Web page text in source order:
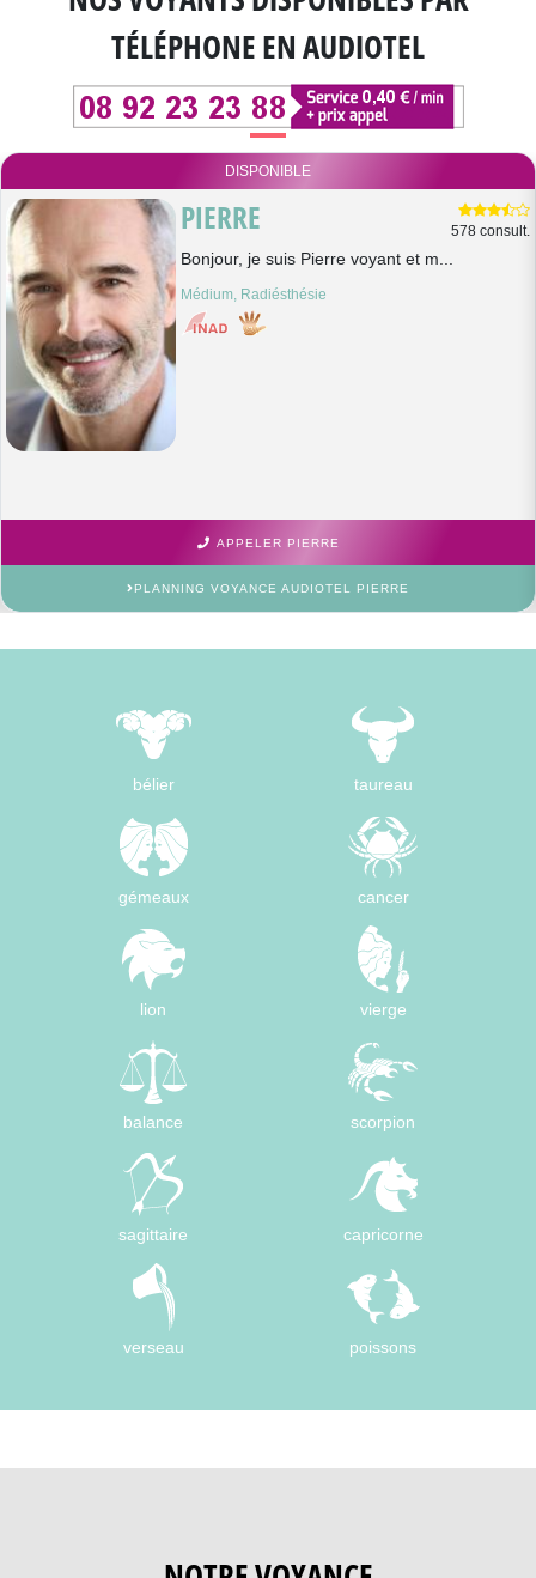
TÉLÉPHONE EN AUDIOTEL
DISPONIBLE
PIERRE 578 consult.
Bonjour, je suis Pierre voyant et m...
Médium, Radiésthésie
APPELER PIERRE
PLANNING VOYANCE AUDIOTEL PIERRE
bélier taureau
gémeaux cancer
lion vierge
balance scorpion
sagittaire capricorne
verseau poissons